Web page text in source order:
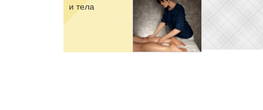
и те­ла